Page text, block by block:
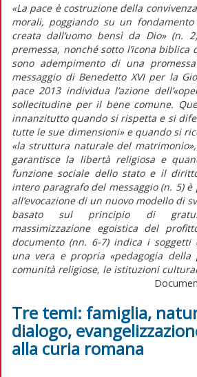
«La pace è costruzione della
morali, poggiando su un
creata dall’uomo bensì da Dio» (n.
premessa, nonché sotto l’icona
sono adempimento di una
messaggio di Benedetto XVI per la
pace 2013 individua l’azione
sollecitudine per il bene comune.
innanzitutto quando si rispetta e si
tutte le sue dimensioni» e quando si
«la struttura naturale del
garantisce la libertà religiosa e
funzione sociale dello stato e il
intero paragrafo del messaggio (n. 5)
all’evocazione di un nuovo modello di
basato sul principio di
massimizzazione egoistica del
documento (nn. 6-7) indica i soggetti
una vera e propria «pedagogia della
comunità religiose, le istituzioni
Tre temi: famiglia,
dialogo,
alla curia romana